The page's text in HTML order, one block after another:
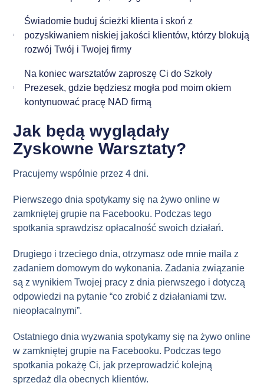
Świadomie buduj ścieżki klienta i skoń z
pozyskiwaniem niskiej jakości klientów, którzy blokują
rozwój Twój i Twojej firmy
Na koniec warsztatów zaproszę Ci do Szkoły
Prezesek, gdzie będziesz mogła pod moim okiem
kontynuować pracę NAD firmą
Jak będą wyglądały
Zyskowne Warsztaty?
Pracujemy wspólnie przez 4 dni.
Pierwszego dnia spotykamy się na żywo online w
zamkniętej grupie na Facebooku. Podczas tego
spotkania sprawdzisz opłacalność swoich działań.
Drugiego i trzeciego dnia, otrzymasz ode mnie maila z
zadaniem domowym do wykonania. Zadania związanie
są z wynikiem Twojej pracy z dnia pierwszego i dotyczą
odpowiedzi na pytanie “co zrobić z działaniami tzw.
nieopłacalnymi”.
Ostatniego dnia wyzwania spotykamy się na żywo online
w zamkniętej grupie na Facebooku. Podczas tego
spotkania pokażę Ci, jak przeprowadzić kolejną
sprzedaż dla obecnych klientów.